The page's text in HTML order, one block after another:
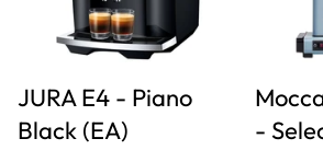
JURA E4 - Piano
Black (EA)
-